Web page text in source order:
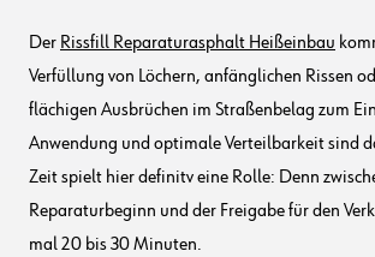
Der Rissfill Reparaturasphalt Heißeinbau
Verfüllung von Löchern, anfänglichen Rissen
flächigen Ausbrüchen im Straßenbelag zum
Anwendung und optimale Verteilbarkeit sind
Zeit spielt hier definitv eine Rolle: Denn
Reparaturbeginn und der Freigabe für den
mal 20 bis 30 Minuten.